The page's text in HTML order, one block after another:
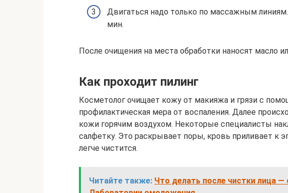
Двигаться надо только по массажным
мин.
После очищения на места обработки наносят масло
Как проходит пилинг
Косметолог очищает кожу от макияжа и грязи с
профилактическая мера от воспаления. Далее
кожи горячим воздухом. Некоторые специалисты
салфетку. Это раскрывает поры, кровь приливает к
легче чистится.
Читайте также: Что делать после чистки лица